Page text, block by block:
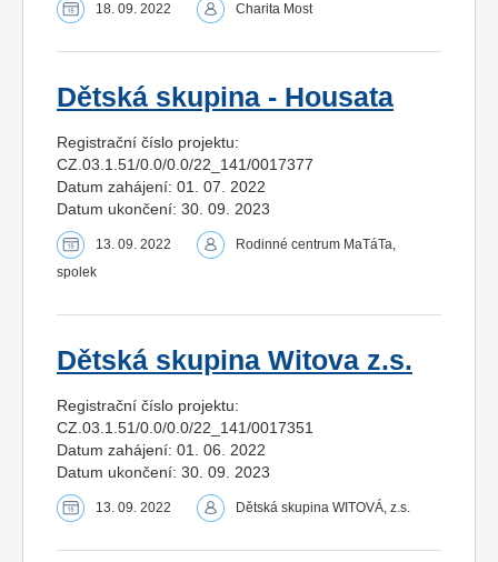
18. 09. 2022 Charita Most
Dětská skupina - Housata
Registrační číslo projektu:
CZ.03.1.51/0.0/0.0/22_141/0017377
Datum zahájení: 01. 07. 2022
Datum ukončení: 30. 09. 2023
13. 09. 2022
Rodinné centrum MaTáTa,
spolek
Dětská skupina Witova z.s.
Registrační číslo projektu:
CZ.03.1.51/0.0/0.0/22_141/0017351
Datum zahájení: 01. 06. 2022
Datum ukončení: 30. 09. 2023
13. 09. 2022 Dětská skupina WITOVÁ, z.s.